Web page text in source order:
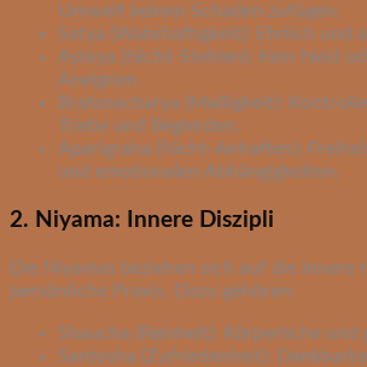
Umwelt keinen Schaden zufügen.
Satya (Wahrhaftigkeit): Ehrlich und
Asteya (Nicht-Stehlen): Kein Neid
Aneignen.
Brahmacharya (Maßigkeit):
Triebe und Begierden.
Aparigraha (Nicht-Anhaften):
und emotionalen Abhängigkeiten.
2. Niyama: Innere Diszipli
Die Niyamas beziehen sich auf die innere
persönliche Praxis. Dazu gehören:
Shaucha (Reinheit): Körperliche und
Santosha (Zufriedenheit):